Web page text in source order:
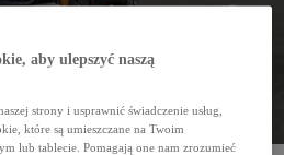
aby ulepszyć naszą
strony i usprawnić świadczenie usług,
które są umieszczane na Twoim
lub tablecie. Pomagają one nam zrozumieć